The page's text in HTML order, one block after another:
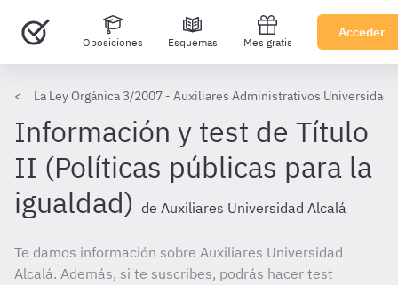
Oposiciones Esquemas Mes gratis
Acceder
La Ley Orgánica 3/2007 - Auxiliares Administrativos Universidad
Información y test de Título
II (Políticas públicas para la
igualdad) de Auxiliares Universidad Alcalá
Te damos información sobre Auxiliares Universidad
Alcalá. Además, si te suscribes, podrás hacer test